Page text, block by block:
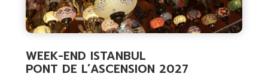
WEEK-END ISTANBUL
PONT DE L’ASCENSION 2027